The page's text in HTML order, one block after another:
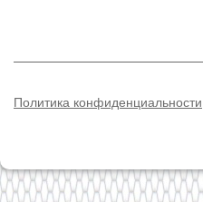
Политика конфиденциальности